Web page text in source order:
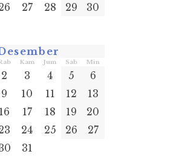
27 28 29
30
Kam Jum Sab Min
2 3 4 5
6
9 10 11 12
13
16 17 18 19
20
24 25 26
27
31